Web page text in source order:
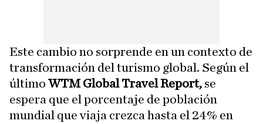
Este cambio no sorprende en un contexto de
transformación del turismo global. Según el
último WTM Global Travel Report, se
espera que el porcentaje de población
mundial que viaja crezca hasta el 24% en